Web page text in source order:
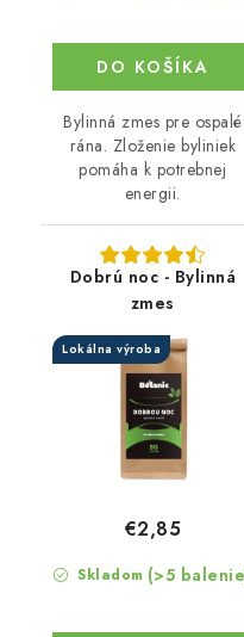
DO KOŠÍKA
Bylinná zmes pre ospalé
rána. Zloženie byliniek
pomáha k potrebnej
energii.
Dobrú noc - Bylinná
zmes
Lokálna výroba
Skladom (>5
€2,85